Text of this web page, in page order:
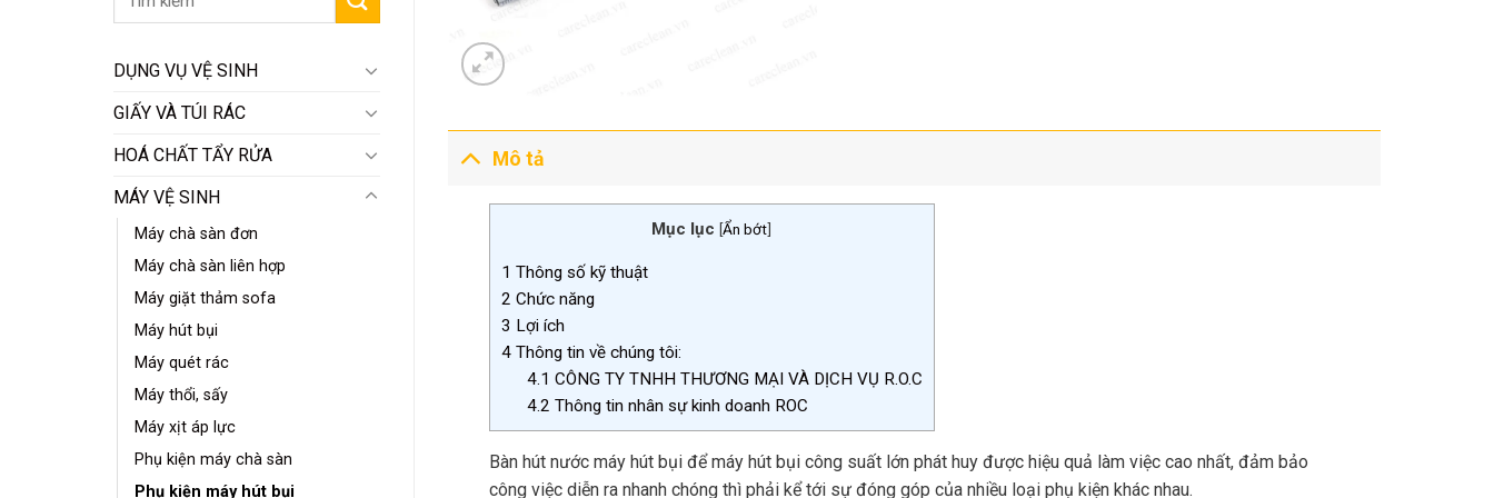
DỤNG VỤ VỆ SINH
GIẤY VÀ TÚI RÁC
HOÁ CHẤT TẨY RỬA
MÁY VỆ SINH
Máy chà sàn đơn
Máy chà sàn liên hợp
Máy giặt thảm sofa
Máy hút bụi
Máy quét rác
Máy thổi, sấy
Máy xịt áp lực
Phụ kiện máy chà sàn
Phụ kiện máy hút bụi
Mô tả
Mục lục [Ẩn bớt]
1 Thông số kỹ thuật
2 Chức năng
3 Lợi ích
4Thông tin về chúng tôi:
4.1 CÔNG TY TNHH THƯƠNG MẠI VÀ DỊCH VỤ R.O.C
4.2 Thông tin nhân sự kinh doanh ROC
Bàn hút nước máy hút bụi để máy hút bụi công suất lớn phát huy được hiệu quả làm việc cao nhất, đảm bảo
công việc diễn ra nhanh chóng thì phải kể tới sự đóng góp của nhiều loại phụ kiện khác nhau.